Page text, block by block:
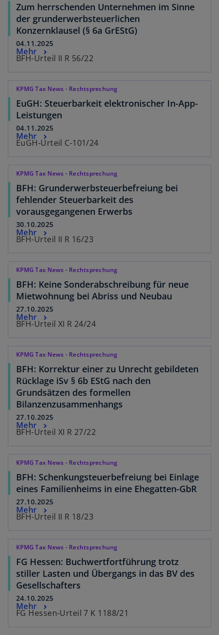
Zum herrschenden Unternehmen im Sinne
der grunderwerbsteuerlichen
Konzernklausel (§ 6a GrEStG)
04.11.2025
BFH-Urteil II R 56/22
Mehr
KPMG Tax News - Rechtsprechung
EuGH: Steuerbarkeit elektronischer In-App-
Leistungen
04.11.2025
EuGH-Urteil C-101/24
Mehr
KPMG Tax News - Rechtsprechung
BFH: Grunderwerbsteuerbefreiung bei
fehlender Steuerbarkeit des
vorausgegangenen Erwerbs
30.10.2025
BFH-Urteil II R 16/23
Mehr
KPMG Tax News - Rechtsprechung
BFH: Keine Sonderabschreibung für neue
Mietwohnung bei Abriss und Neubau
27.10.2025
BFH-Urteil XI R 24/24
Mehr
KPMG Tax News - Rechtsprechung
BFH: Korrektur einer zu Unrecht gebildeten
Rücklage iSv § 6b EStG nach den
Grundsätzen des formellen
Bilanzenzusammenhangs
27.10.2025
BFH-Urteil XI R 27/22
Mehr
KPMG Tax News - Rechtsprechung
BFH: Schenkungsteuerbefreiung bei Einlage
eines Familienheims in eine Ehegatten-GbR
27.10.2025
BFH-Urteil II R 18/23
Mehr
KPMG Tax News - Rechtsprechung
FG Hessen: Buchwertfortführung trotz
stiller Lasten und Übergangs in das BV des
Gesellschafters
24.10.2025
FG Hessen-Urteil 7 K 1188/21
Mehr